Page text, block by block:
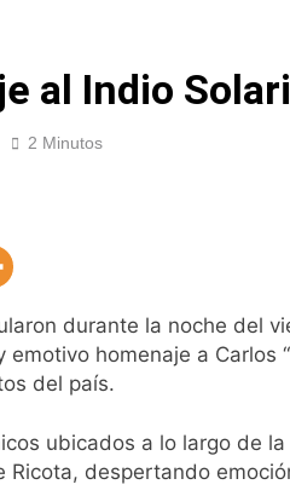
Atrás
de la Cerveza:
Atrás
Atrás
aprobó la ley de
frente al Congreso
full LED en Florencio
al Indio
2 Minutos
durante la noche del
homenaje a
del país.
ubicados a lo largo de
Ricota, despertando